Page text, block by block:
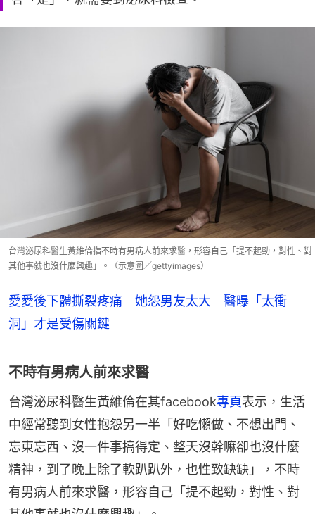
台灣泌尿科醫生黃維倫指不時有男病人前來求醫，形容自己「提不起勁，對性、對
其他事就也沒什麼興趣」。（示意圖／gettyimages）
愛愛後下體撕裂疼痛 她怨男友太大 醫曝「太衝
洞」才是受傷關鍵
不時有男病人前來求醫
台灣泌尿科醫生黃維倫在其facebook專頁表示，生活
中經常聽到女性抱怨另一半「好吃懶做、不想出門、
忘東忘西、沒一件事搞得定、整天沒幹嘛卻也沒什麼
精神，到了晚上除了軟趴趴外，也性致缺缺」，不時
有男病人前來求醫，形容自己「提不起勁，對性、對